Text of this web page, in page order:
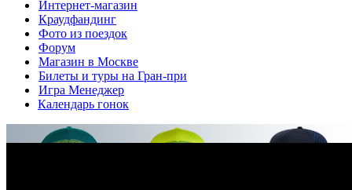
Интернет-магазин
Краудфандинг
Фото из поездок
Форум
Магазин в Москве
Билеты и туры на Гран-при
Игра Менеджер
Календарь гонок